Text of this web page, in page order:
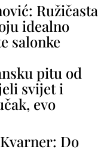
Ružičasta
idealno
salonke
pitu od
svijet i
evo
Do